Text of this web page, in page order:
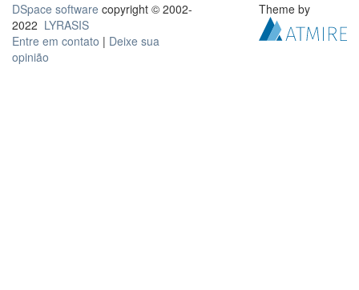
DSpace software copyright © 2002-
2022 LYRASIS
Entre em contato | Deixe sua
opinião
Theme by